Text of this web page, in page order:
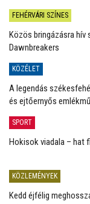
FEHÉRVÁRI SZÍNES
Közös bringázásra hív
Dawnbreakers
KÖZÉLET
A legendás
és ejtőernyős
SPORT
Hokisok viadala – hat
KÖZLEMÉNYEK
Kedd éjfélig